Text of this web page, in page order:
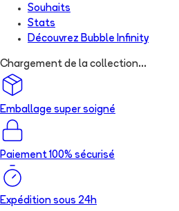
Souhaits
Stats
Découvrez Bubble Infinity
Chargement de la collection...
Emballage super soigné
Paiement 100% sécurisé
Expédition sous 24h